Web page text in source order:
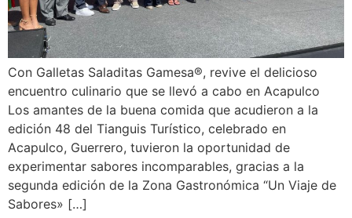
Con Galletas Saladitas Gamesa®, revive el delicioso
encuentro culinario que se llevó a cabo en Acapulco
Los amantes de la buena comida que acudieron a la
edición 48 del Tianguis Turístico, celebrado en
Acapulco, Guerrero, tuvieron la oportunidad de
experimentar sabores incomparables, gracias a la
segunda edición de la Zona Gastronómica “Un Viaje de
Sabores» […]